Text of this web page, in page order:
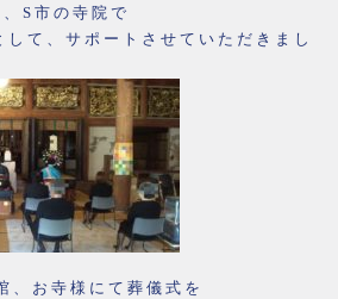
S市の寺院で
て、サポートさせていただきまし
、お寺様にて葬儀式を